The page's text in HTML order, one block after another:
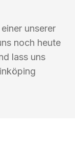
unserer
noch heute
lass uns